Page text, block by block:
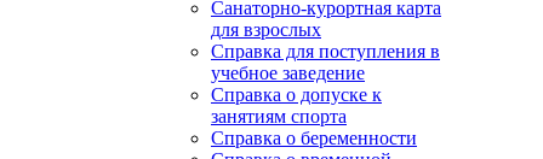
Санаторно-курортная карта
для взрослых
Справка для поступления в
учебное заведение
Справка о допуске к
занятиям спорта
Справка о беременности